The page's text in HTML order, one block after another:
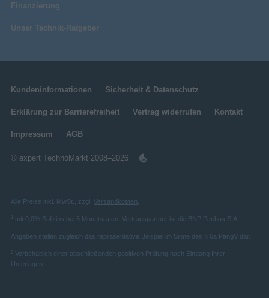
Finanzierung
Unser Technik-Ratgeber
Kundeninformationen Sicherheit & Datenschutz
Erklärung zur Barrierefreiheit Vertrag widerrufen Kontakt
Impressum AGB
© expert TechnoMarkt 2008–2026
Alle Preise inkl. MwSt., zzgl. Versandkosten
mit 0,0% Sollzins bei 6 Monatsraten. Vertragspartner ist die BNP Paribas S.A.
Angaben stellen zugleich das repräsentative Beispiel im Sinne des § 6a PangV dar.
2 Vorbehaltlich einer abschließenden positiven Prüfung nach Eingang Ihrer
Unterlagen.